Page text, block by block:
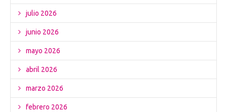
julio 2026
junio 2026
mayo 2026
abril 2026
marzo 2026
febrero 2026